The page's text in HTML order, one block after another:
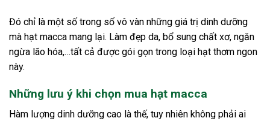
Đó chỉ là một số trong số vô vàn những giá trị dinh dưỡng
mà hạt macca mang lại. Làm đẹp da, bổ sung chất xơ, ngăn
ngừa lão hóa,…tất cả được gói gọn trong loại hạt thơm ngon
này.
Những lưu ý khi chọn mua hạt macca
Hàm lượng dinh dưỡng cao là thế, tuy nhiên không phải ai